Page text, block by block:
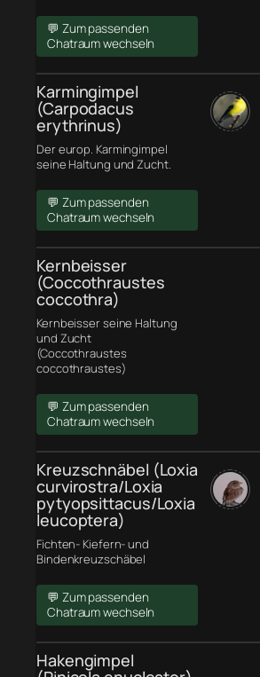
💬 Zum passenden
Chatraum wechseln
Karmingimpel
(Carpodacus
erythrinus)
Der europ. Karmingimpel
seine Haltung und Zucht.
💬 Zum passenden
Chatraum wechseln
Kernbeisser
(Coccothraustes
coccothra)
Kernbeisser seine Haltung
und Zucht
(Coccothraustes
coccothraustes)
💬 Zum passenden
Chatraum wechseln
Kreuzschnäbel (Loxia
curvirostra/Loxia
pytyopsittacus/Loxia
leucoptera)
Fichten- Kiefern- und
Bindenkreuzschäbel
💬 Zum passenden
Chatraum wechseln
Hakengimpel